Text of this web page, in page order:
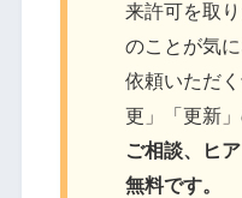
来許可を取
のことが気
依頼いただ
更」「更新
ご相談、ヒ
無料です。